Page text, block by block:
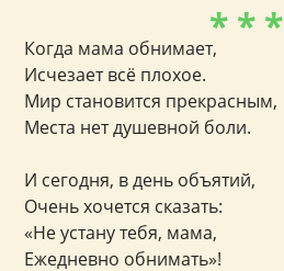
* * *
Когда мама обнимает,
Исчезает всё плохое.
Мир становится прекрасным,
Места нет душевной боли.
И сегодня, в день объятий,
Очень хочется сказать:
«Не устану тебя, мама,
Ежедневно обнимать»!